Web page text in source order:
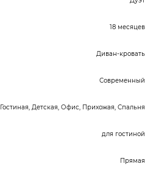
18 месяцев
Диван-кровать
Современный
Гостиная, Детская, Офис, Прихожая, Спальня
для гостиной
Прямая